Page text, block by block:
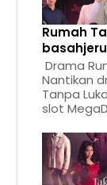
Rumah
Drama
Nantikan
Tanpa
slot